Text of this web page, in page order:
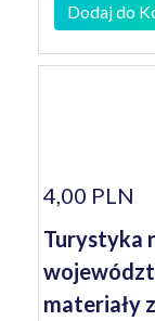
Dodaj do
4,00 PLN
Turystyka
materiały